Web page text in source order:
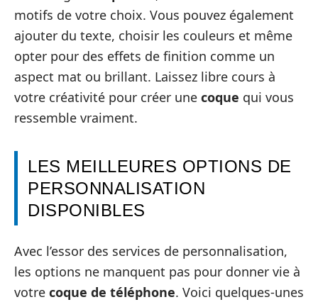
motifs de votre choix. Vous pouvez également
ajouter du texte, choisir les couleurs et même
opter pour des effets de finition comme un
aspect mat ou brillant. Laissez libre cours à
votre créativité pour créer une coque qui vous
ressemble vraiment.
LES MEILLEURES OPTIONS DE
PERSONNALISATION
DISPONIBLES
Avec l’essor des services de personnalisation,
les options ne manquent pas pour donner vie à
votre coque de téléphone. Voici quelques-unes